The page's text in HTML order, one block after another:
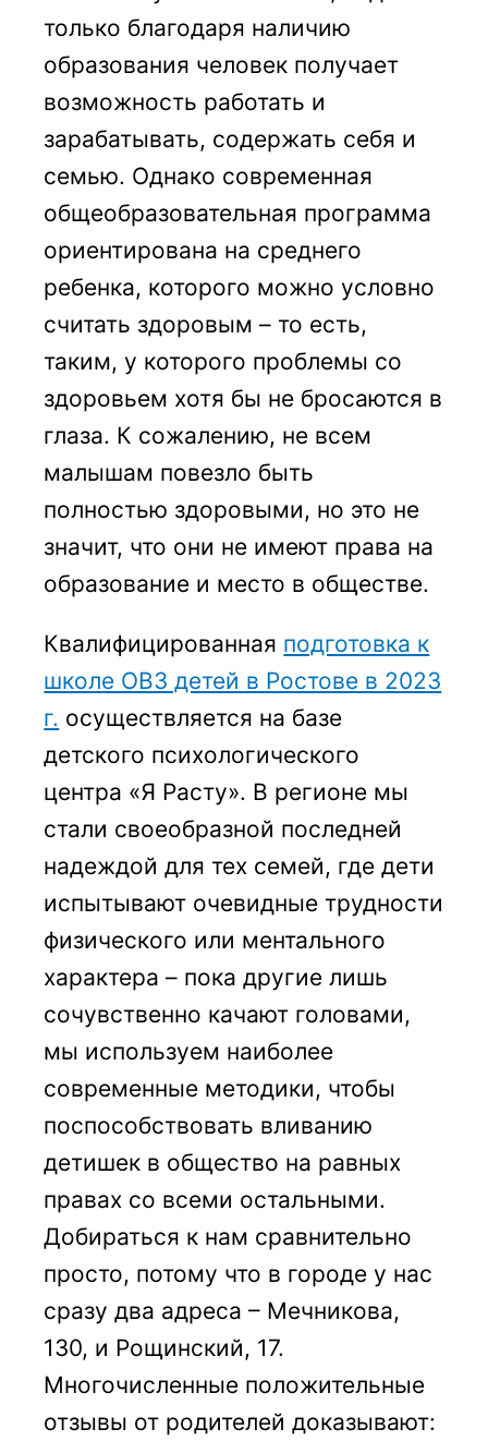
только благодаря наличию
образования человек получает
возможность работать и
зарабатывать, содержать себя и
семью. Однако современная
общеобразовательная программа
ориентирована на среднего
ребенка, которого можно условно
считать здоровым – то есть,
таким, у которого проблемы со
здоровьем хотя бы не бросаются в
глаза. К сожалению, не всем
малышам повезло быть
полностью здоровыми, но это не
значит, что они не имеют права на
образование и место в обществе.
Квалифицированная подготовка к
школе ОВЗ детей в Ростове в 2023
г. осуществляется на базе
детского психологического
центра «Я Расту». В регионе мы
стали своеобразной последней
надеждой для тех семей, где дети
испытывают очевидные трудности
физического или ментального
характера – пока другие лишь
сочувственно качают головами,
мы используем наиболее
современные методики, чтобы
поспособствовать вливанию
детишек в общество на равных
правах со всеми остальными.
Добираться к нам сравнительно
просто, потому что в городе у нас
сразу два адреса – Мечникова,
130, и Рощинский, 17.
Многочисленные положительные
отзывы от родителей доказывают: